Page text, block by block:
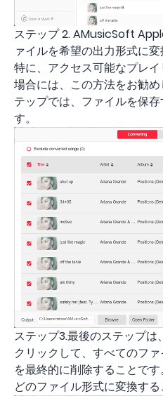
ステップ 2. AMusicSoft
ァイルを希望の出力形式に変
特に、アクセス可能なプレ
場合には、この方法をお勧
テップでは、ファイルを保
す。
ステップ3.最後のステップ
クリックして、すべてのフ
を最終的に削除することで
どのファイル形式に変換する